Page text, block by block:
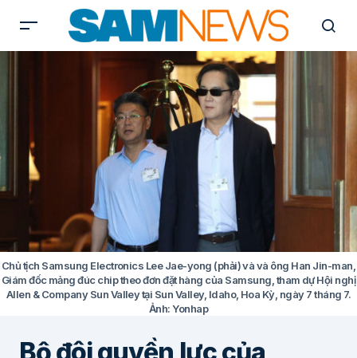
Chủ tịch Samsung Electronics Lee Jae-yong (phải) và và ông Han Jin-man,
Giám đốc mảng đúc chip theo đơn đặt hàng của Samsung, tham dự Hội nghị
Allen & Company Sun Valley tại Sun Valley, Idaho, Hoa Kỳ, ngày 7 tháng 7.
Ảnh: Yonhap